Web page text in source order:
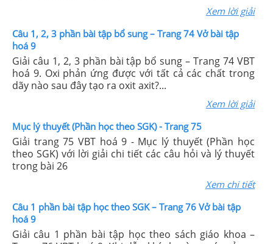
Xem lời giải
Câu 1, 2, 3 phần bài tập bổ sung – Trang 74 Vở bài tập
hoá 9
Giải câu 1, 2, 3 phần bài tập bổ sung – Trang 74 VBT
hoá 9. Oxi phản ứng được với tất cả các chất trong
dãy nào sau đây tạo ra oxit axit?...
Xem lời giải
Mục lý thuyết (Phần học theo SGK) - Trang 75
Giải trang 75 VBT hoá 9 - Mục lý thuyết (Phần học
theo SGK) với lời giải chi tiết các câu hỏi và lý thuyết
trong bài 26
Xem chi tiết
Câu 1 phần bài tập học theo SGK – Trang 76 Vở bài tập
hoá 9
Giải câu 1 phần bài tập học theo sách giáo khoa –